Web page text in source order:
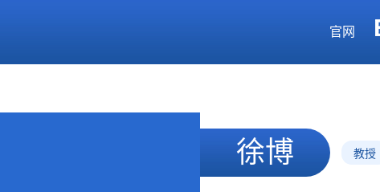
官网
徐博 教授